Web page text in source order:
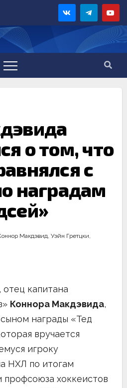
о том, что
с
наградам
Макдэвид, Уэйн Гретцки,
, отец капитана
Коннора Макдэвида,
награды «Тед
вручается
игроку
НХЛ по итогам
профсоюза хоккеистов